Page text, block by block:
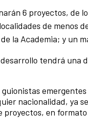
6 proyectos, de
de menos
la Academia; y un
tendrá una
nacionalidad, ya
en